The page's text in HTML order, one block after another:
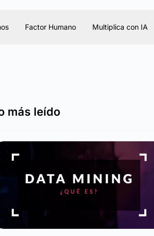
Factor Humano Multiplica con IA
más leído